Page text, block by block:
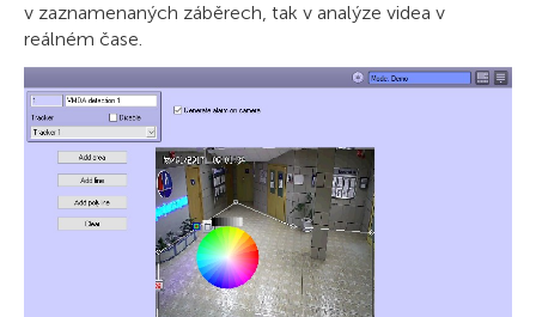
v zaznamenaných záběrech, tak v analýze videa v
reálném čase.